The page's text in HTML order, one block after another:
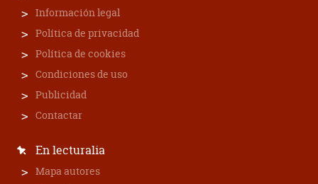
Información legal
Política de privacidad
Política de cookies
Condiciones de uso
Publicidad
Contactar
En lecturalia
Mapa autores